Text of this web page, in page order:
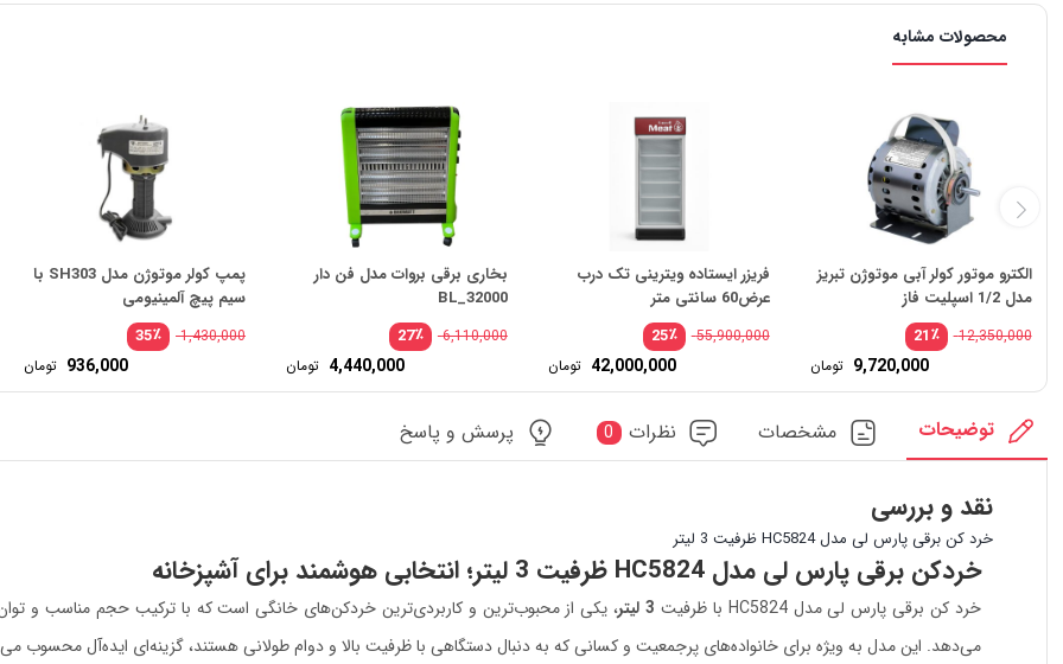
محصولات مشابه
الکترو موتور کولر آبی موتوژن تبریز
مدل 1/2 اسپلیت فاز
٪21 12,350,000
12,350,000 تومان
9,720,000 تومان
فعلی:
9,720,000 تومان.
فریزر ایستاده ویترینی تک درب
عرض60 سانتی متر
٪25 55,900,000
55,900,000 تومان
بود.
42,000,000 تومان
فعلی:
42,000,000 تومان.
بخاری برقی بروات مدل فن دار
BL_32000
٪27 6,110,000
4,440,000 تومان
پمپ کولر موتوژن مدل SH303 با
سیم پیچ آلمینیومی
٪35 1,430,000
936,000 تومان
توضیحات مشخصات نظرات 0 پرسش و پاسخ
نقد و بررسی
خرد کن برقی پارس لی مدل HC5824 ظرفیت 3 لیتر
خردکن برقی پارس لی مدل HC5824 ظرفیت 3 لیتر؛ انتخابی هوشمند برای آشپزخانه‌
خرد کن برقی پارس لی مدل HC5824 با ظرفیت 3 لیتر
، یکی از محبوب‌ترین و کاربردی‌ترین خردکن‌های خانگی است که با ترکیب حجم مناسب و توان
می‌دهد. این مدل به ویژه برای خانواده‌های پرجمعیت و کسانی که به دنبال دستگاهی با ظرفیت بالا و دوام طولانی هستند، گزینه‌ای ایده‌آل محسوب